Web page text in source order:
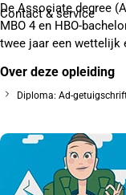
Contact& service
De Associate degree
MBO 4 en HBO-
twee jaar een wettelijk
Over deze opleiding
Diploma: Ad-